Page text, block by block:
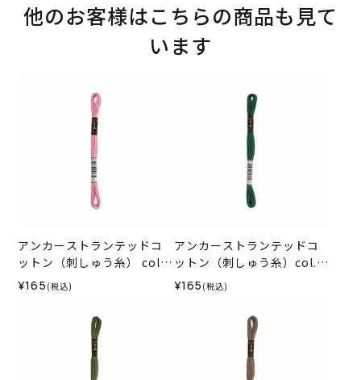
他のお客様はこちらの商品も見て
います
アンカーストランテッドコ
ットン（刺しゅう糸） col.6
0
¥165 (税込)
アンカーストランテッドコ
ットン（刺しゅう糸）col.0
212
¥165 (税込)